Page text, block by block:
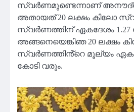
സ്വർണമുണ്ടെന്നാണ്
അതായത് 20 ലക്ഷം കിലോ
സ്വർണത്തിന് ഏകദേശം 1.27
അങ്ങനെയെങ്കിഞ 20 ലക്ഷം
സ്വർണത്തിൻ്റെ മൂല്യം
കോടി വരും.